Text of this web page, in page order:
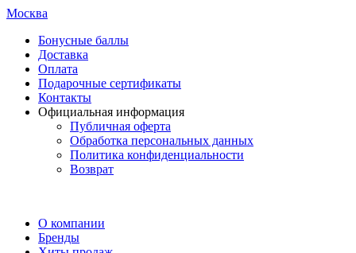
Москва
Бонусные баллы
Доставка
Оплата
Подарочные сертификаты
Контакты
Официальная информация
Публичная оферта
Обработка персональных данных
Политика конфиденциальности
Возврат
О компании
Бренды